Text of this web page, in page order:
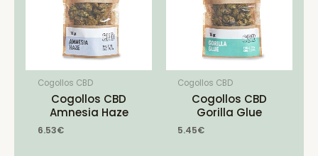
Cogollos CBD
Cogollos CBD
Amnesia Haze
6.53€
Cogollos CBD
Cogollos CBD
Gorilla Glue
5.45€